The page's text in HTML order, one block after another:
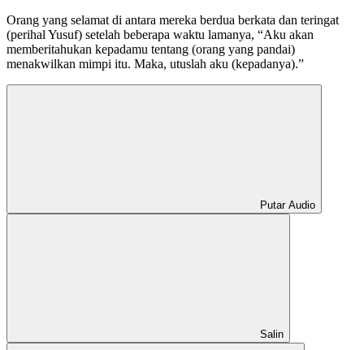
Orang yang selamat di antara mereka berdua berkata dan teringat
(perihal Yusuf) setelah beberapa waktu lamanya, “Aku akan
memberitahukan kepadamu tentang (orang yang pandai)
menakwilkan mimpi itu. Maka, utuslah aku (kepadanya).”
Putar Audio
Salin